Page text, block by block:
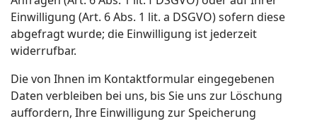
Einwilligung (Art. 6 Abs. 1 lit. a DSGVO) sofern diese
abgefragt wurde; die Einwilligung ist jederzeit
widerrufbar.
Die von Ihnen im Kontaktformular eingegebenen
Daten verbleiben bei uns, bis Sie uns zur Löschung
auffordern, Ihre Einwilligung zur Speicherung